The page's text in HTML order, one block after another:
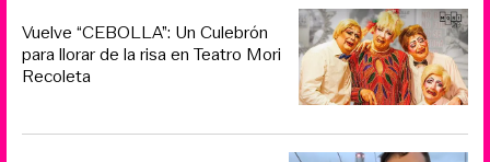
Vuelve “CEBOLLA”: Un Culebrón
para llorar de la risa en Teatro Mori
Recoleta